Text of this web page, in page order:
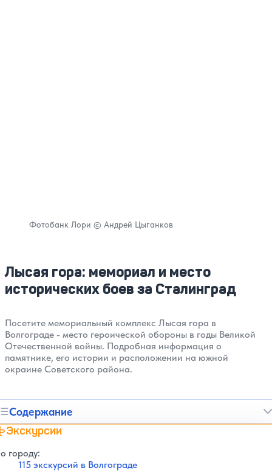
Лысая гора: мемориал и место
исторических боев за Сталинград
Посетите мемориальный комплекс Лысая гора в
Волгограде - место героической обороны в годы Великой
Отечественной войны. Подробная информация о
памятнике, его истории и расположении на южной
окраине Советского района.
Содержание
Экскурсии
городу:
115 экскурсий в Волгограде
Фотобанк Лори © Андрей Цыганков